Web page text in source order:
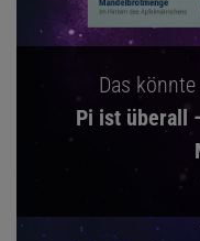
Das
Pi ist überall